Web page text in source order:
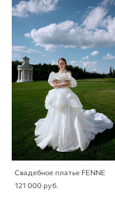
Свадебное платье FENNE
121 000 pуб.